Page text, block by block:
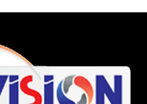
বন্যা-পাহাড়ধসে
আবাসিক হোটেলে
অভিযান, গ্রেপ্তার-৩